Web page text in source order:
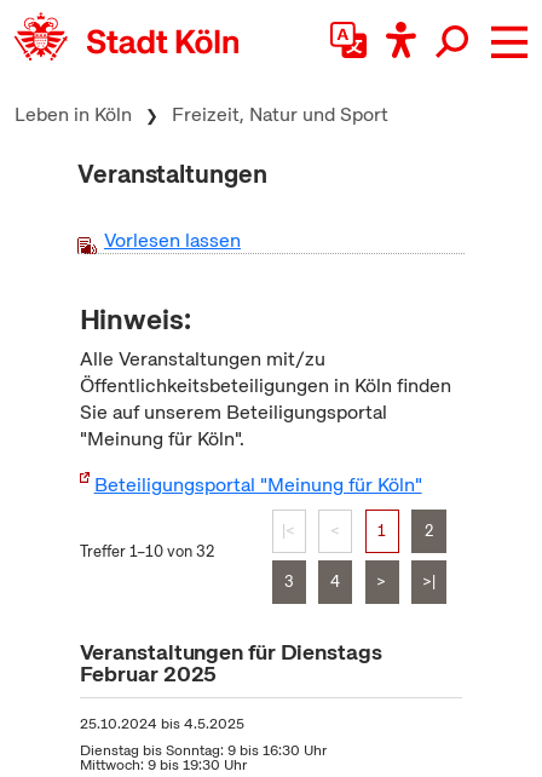
zum Inhalt springen
Leben in Köln Freizeit, Natur und Sport
Veranstaltungen
Vorlesen lassen
Hinweis:
Alle Veranstaltungen mit/zu
Öffentlichkeitsbeteiligungen in Köln finden
Sie auf unserem Beteiligungsportal
"Meinung für Köln".
Beteiligungsportal "Meinung für Köln"
Treffer 1–10 von 32
|< < 1 2
3 4 > >|
Veranstaltungen für Dienstags
Februar 2025
25.10.2024 bis4.5.2025
Dienstag bis Sonntag: 9 bis 16:30 Uhr
Mittwoch: 9 bis 19:30 Uhr